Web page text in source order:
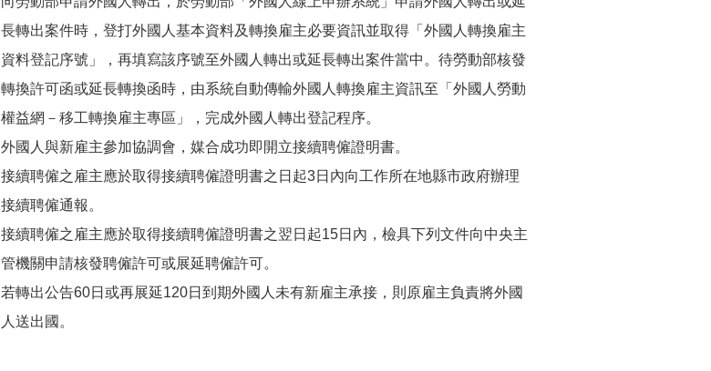
長轉出案件時，登打外國人基本資料及轉換雇主必要資訊並取得「外國人轉換雇主
資料登記序號」，再填寫該序號至外國人轉出或延長轉出案件當中。待勞動部核發
轉換許可函或延長轉換函時，由系統自動傳輸外國人轉換雇主資訊至「外國人勞動
權益網－移工轉換雇主專區」，完成外國人轉出登記程序。
外國人與新雇主參加協調會，媒合成功即開立接續聘僱證明書。
接續聘僱之雇主應於取得接續聘僱證明書之日起3日內向工作所在地縣市政府辦理
接續聘僱通報。
接續聘僱之雇主應於取得接續聘僱證明書之翌日起15日內，檢具下列文件向中央主
管機關申請核發聘僱許可或展延聘僱許可。
若轉出公告60日或再展延120日到期外國人未有新雇主承接，則原雇主負責將外國
人送出國。